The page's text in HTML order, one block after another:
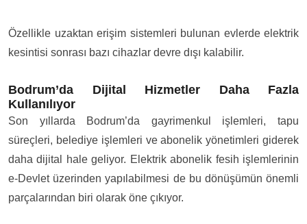
Özellikle uzaktan erişim sistemleri bulunan evlerde elektrik
kesintisi sonrası bazı cihazlar devre dışı kalabilir.
Bodrum’da Dijital Hizmetler Daha Fazla
Kullanılıyor
Son yıllarda Bodrum’da gayrimenkul işlemleri, tapu
süreçleri, belediye işlemleri ve abonelik yönetimleri giderek
daha dijital hale geliyor. Elektrik abonelik fesih işlemlerinin
e-Devlet üzerinden yapılabilmesi de bu dönüşümün önemli
parçalarından biri olarak öne çıkıyor.